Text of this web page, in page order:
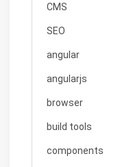
CMS
SEO
angular
angularjs
browser
build tools
components